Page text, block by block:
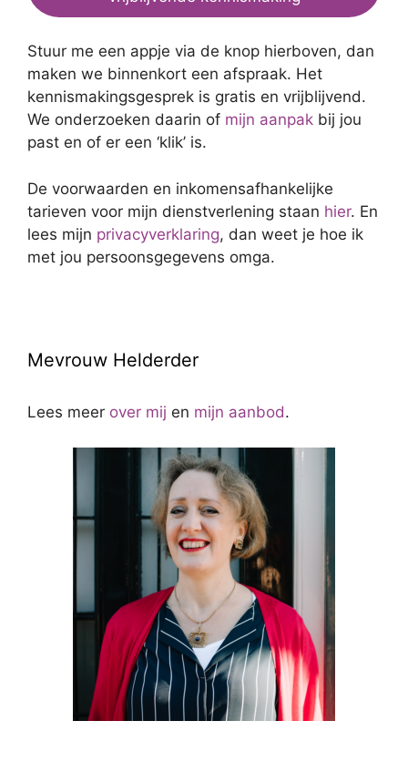
Stuur me een appje via de knop hierboven, dan
maken we binnenkort een afspraak. Het
kennismakingsgesprek is gratis en vrijblijvend.
We onderzoeken daarin of mijn aanpak bij jou
past en of er een ‘klik’ is.
De voorwaarden en inkomensafhankelijke
tarieven voor mijn dienstverlening staan hier. En
lees mijn privacyverklaring, dan weet je hoe ik
met jou persoonsgegevens omga.
Mevrouw Helderder
Lees meer over mij en mijn aanbod.